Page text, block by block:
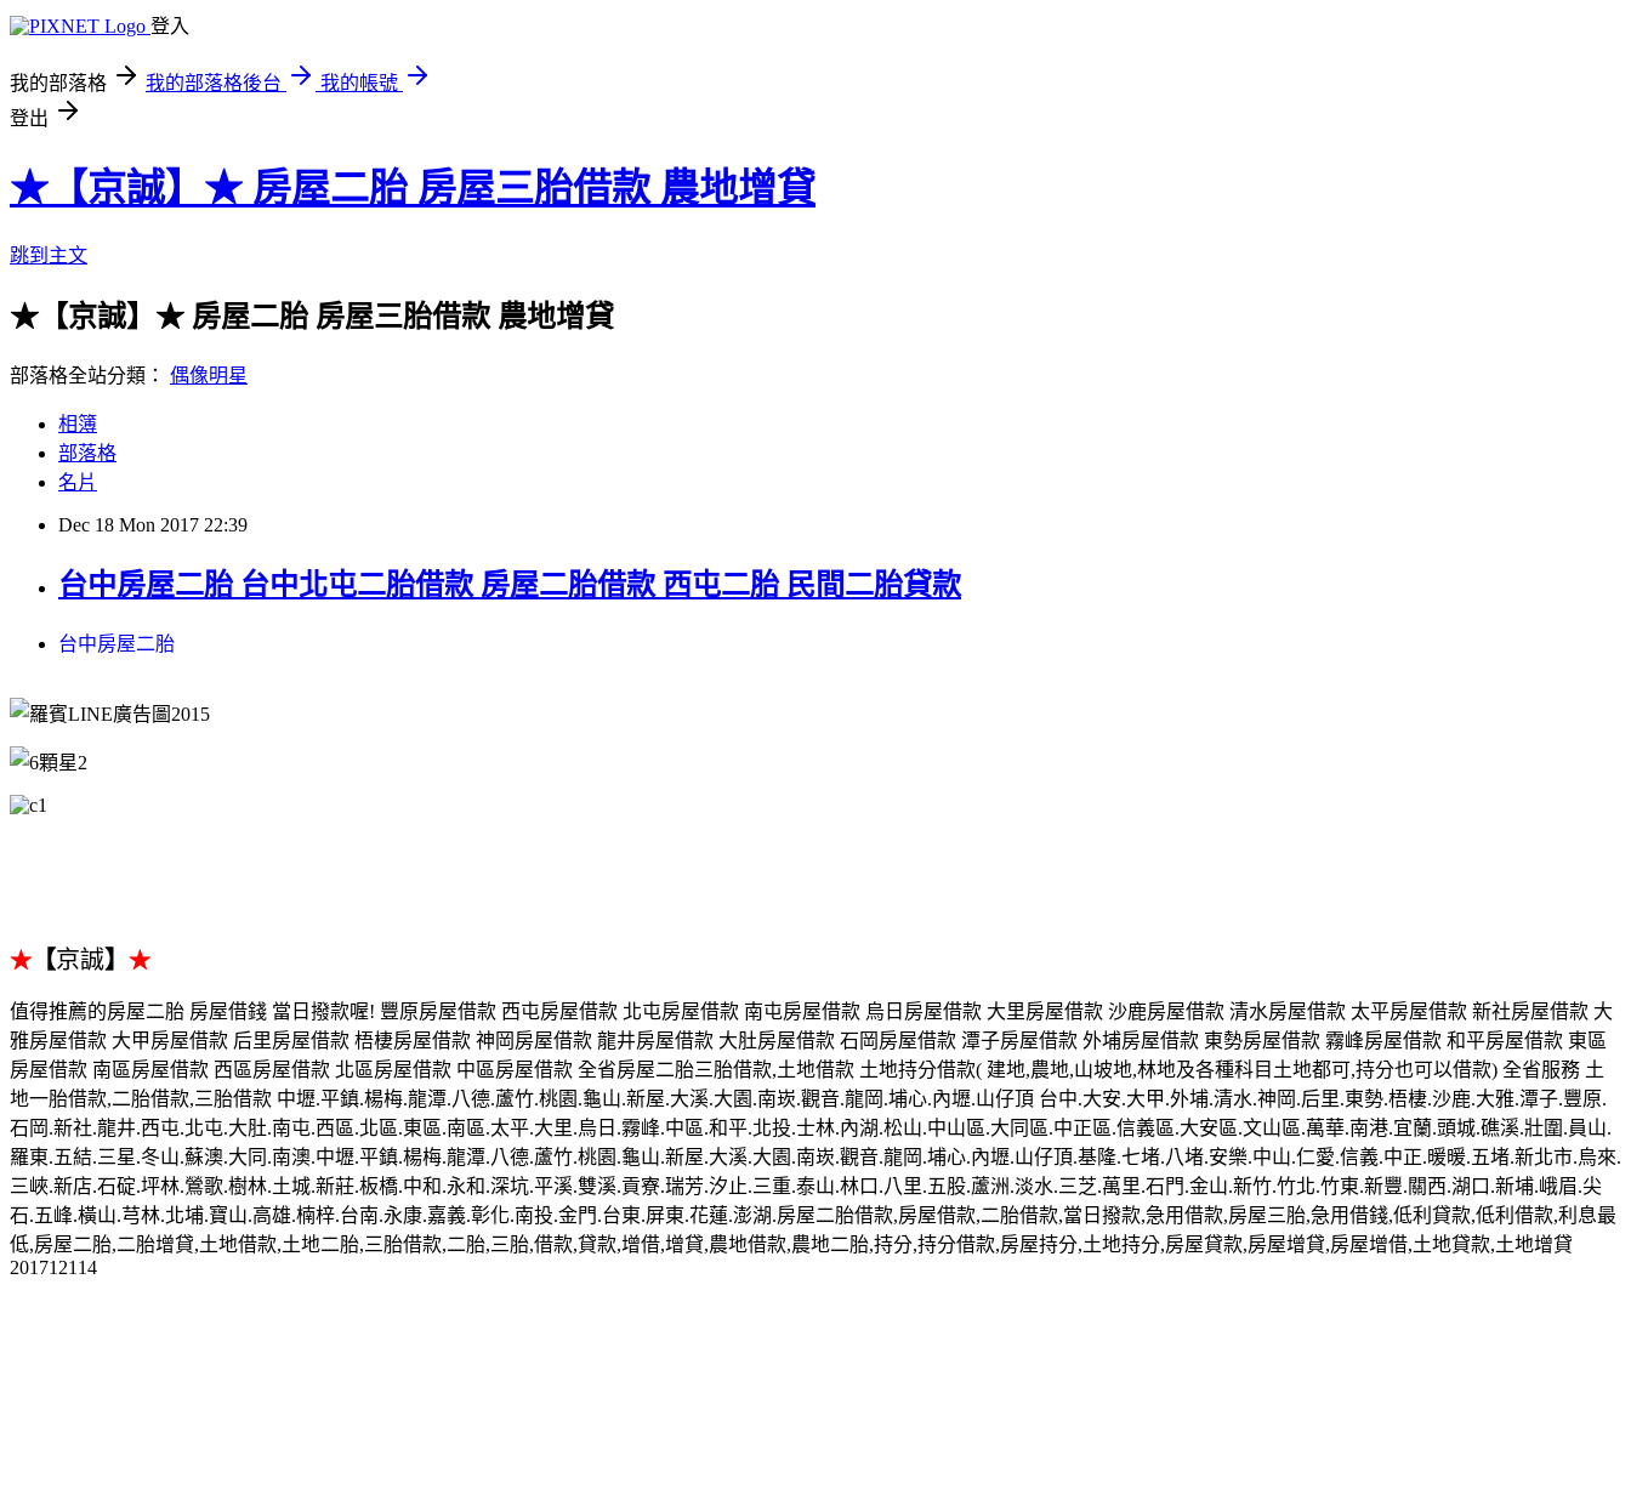
登入
我的部落格 我的部落格後台
我的帳號
登出
★【京誠】★ 房屋二胎 房屋三胎借款 農地增貸
跳到主文
★【京誠】★ 房屋二胎 房屋三胎借款 農地增貸
部落格全站分類： 偶像明星
相簿
部落格
名片
Dec 18 Mon 2017 22:39
台中房屋二胎 台中北屯二胎借款 房屋二胎借款 西屯二胎 民間二胎貸款
台中房屋二胎
★ 【京誠】 ★
值得推薦的房屋二胎 房屋借錢 當日撥款喔! 豐原房屋借款 西屯房屋借款 北屯房屋借款 南屯房屋借款 烏日房屋借款 大里房屋借款 沙鹿房屋借款 清水房屋借款 太平房屋借款 新社房屋借款 大
雅房屋借款 大甲房屋借款 后里房屋借款 梧棲房屋借款 神岡房屋借款 龍井房屋借款 大肚房屋借款 石岡房屋借款 潭子房屋借款 外埔房屋借款 東勢房屋借款 霧峰房屋借款 和平房屋借款 東區
房屋借款 南區房屋借款 西區房屋借款 北區房屋借款 中區房屋借款 全省房屋二胎三胎借款,土地借款 土地持分借款( 建地,農地,山坡地,林地及各種科目土地都可,持分也可以借款) 全省服務 土
地一胎借款,二胎借款,三胎借款 中壢.平鎮.楊梅.龍潭.八德.蘆竹.桃園.龜山.新屋.大溪.大園.南崁.觀音.龍岡.埔心.內壢.山仔頂 台中.大安.大甲.外埔.清水.神岡.后里.東勢.梧棲.沙鹿.大雅.潭子.豐原.
石岡.新社.龍井.西屯.北屯.大肚.南屯.西區.北區.東區.南區.太平.大里.烏日.霧峰.中區.和平.北投.士林.內湖.松山.中山區.大同區.中正區.信義區.大安區.文山區.萬華.南港.宜蘭.頭城.礁溪.壯圍.員山.
羅東.五結.三星.冬山.蘇澳.大同.南澳.中壢.平鎮.楊梅.龍潭.八德.蘆竹.桃園.龜山.新屋.大溪.大園.南崁.觀音.龍岡.埔心.內壢.山仔頂.基隆.七堵.八堵.安樂.中山.仁愛.信義.中正.暖暖.五堵.新北市.烏來.
三峽.新店.石碇.坪林.鶯歌.樹林.土城.新莊.板橋.中和.永和.深坑.平溪.雙溪.貢寮.瑞芳.汐止.三重.泰山.林口.八里.五股.蘆洲.淡水.三芝.萬里.石門.金山.新竹.竹北.竹東.新豐.關西.湖口.新埔.峨眉.尖
石.五峰.橫山.芎林.北埔.寶山.高雄.楠梓.台南.永康.嘉義.彰化.南投.金門.台東.屏東.花蓮.澎湖.房屋二胎借款,房屋借款,二胎借款,當日撥款,急用借款,房屋三胎,急用借錢,低利貸款,低利借款,利息最
低,房屋二胎,二胎增貸,土地借款,土地二胎,三胎借款,二胎,三胎,借款,貸款,增借,增貸,農地借款,農地二胎,持分,持分借款,房屋持分,土地持分,房屋貸款,房屋增貸,房屋增借,土地貸款,土地增貸
201712114